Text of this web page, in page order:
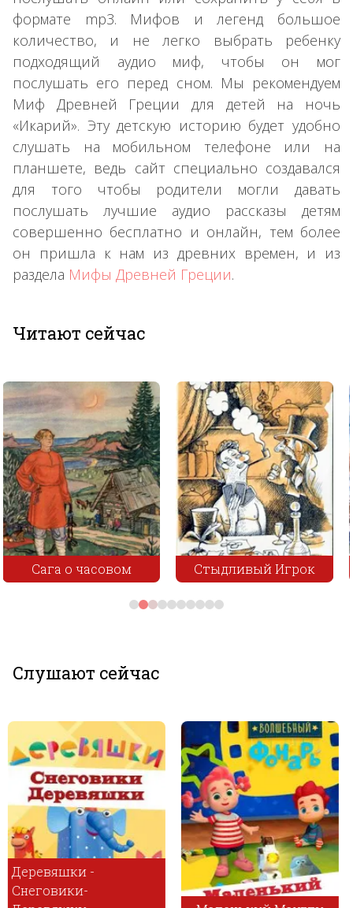
формате mp3. Мифов и легенд большое
количество, и не легко выбрать ребенку
подходящий аудио миф, чтобы он мог
послушать его перед сном. Мы рекомендуем
Миф Древней Греции для детей на ночь
«Икарий». Эту детскую историю будет удобно
слушать на мобильном телефоне или на
планшете, ведь сайт специально создавался
для того чтобы родители могли давать
послушать лучшие аудио рассказы детям
совершенно бесплатно и онлайн, тем более
он пришла к нам из древних времен, и из
раздела Мифы Древней Греции.
Читают сейчас
Стыдливый Игрок Лисичка-сестричка
Слушают сейчас